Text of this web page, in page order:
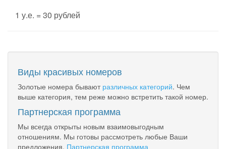
1 у.е. = 30 рублей
Виды красивых номеров
Золотые номера бывают различных категорий. Чем
выше категория, тем реже можно встретить такой номер.
Партнерская программа
Мы всегда открыты новым взаимовыгодным
отношениям. Мы готовы рассмотреть любые Ваши
предложения. Партнерская программа